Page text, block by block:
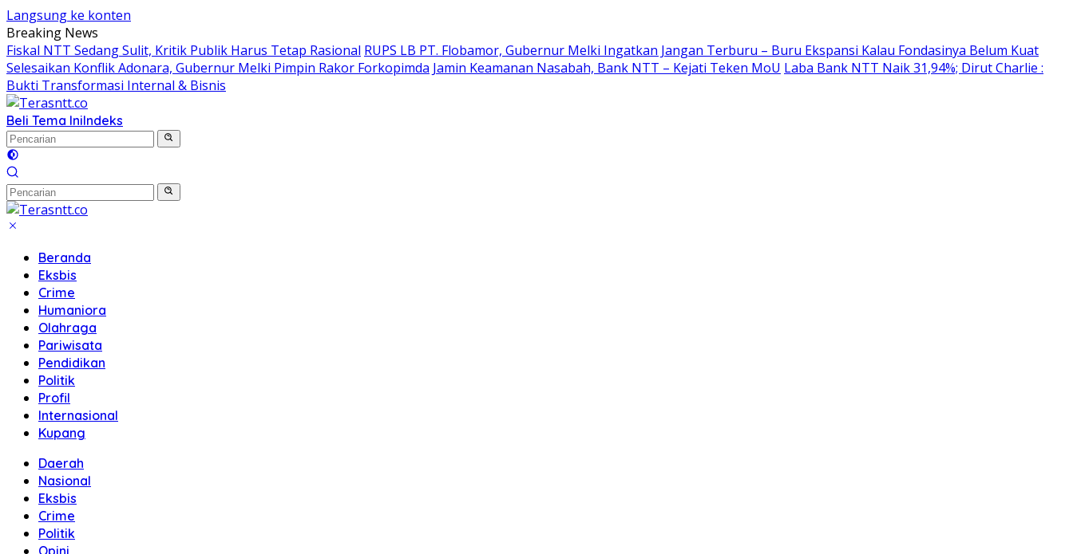
Langsung ke konten
Breaking News
Fiskal NTT Sedang Sulit, Kritik Publik Harus Tetap Rasional RUPS LB PT. Flobamor, Gubernur Melki Ingatkan Jangan Terburu – Buru Ekspansi Kalau Fondasinya Belum Kuat
Selesaikan Konflik Adonara, Gubernur Melki Pimpin Rakor Forkopimda Jamin Keamanan Nasabah, Bank NTT – Kejati Teken MoU Laba Bank NTT Naik 31,94%; Dirut Charlie :
Bukti Transformasi Internal & Bisnis
Beli Tema IniIndeks
Beranda
Eksbis
Crime
Humaniora
Olahraga
Pariwisata
Pendidikan
Politik
Profil
Internasional
Kupang
Daerah
Nasional
Eksbis
Crime
Politik
Opini